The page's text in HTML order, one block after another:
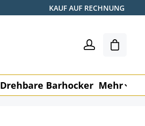
KAUF AUF RECHNUNG
Drehbare Barhocker Mehr